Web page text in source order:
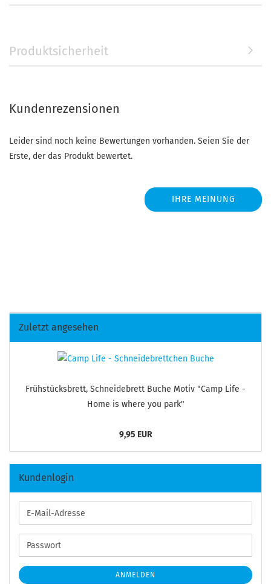
Produktsicherheit
Kundenrezensionen
Leider sind noch keine Bewertungen vorhanden. Seien Sie der
Erste, der das Produkt bewertet.
IHRE MEINUNG
Zuletzt angesehen
Früh­stücks­brett, Schnei­de­brett Buche Motiv "Camp Life -
Home is where you park"
9,95 EUR
Kundenlogin
E-
Mail-
Adresse
Passwort
ANMELDEN